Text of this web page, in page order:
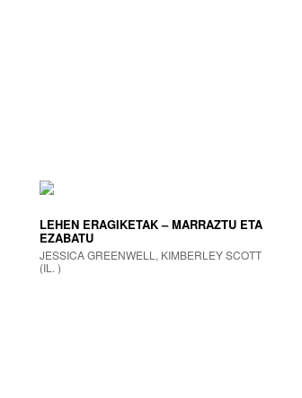
LEHEN ERAGIKETAK – MARRAZTU ETA
EZABATU
JESSICA GREENWELL, KIMBERLEY SCOTT
(IL. )